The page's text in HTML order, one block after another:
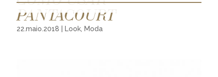
PANTACOURT
22.maio.2018 Look, Moda